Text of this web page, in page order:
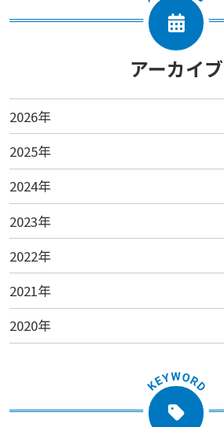
アーカイブ
2026年
2025年
2024年
2023年
2022年
2021年
2020年